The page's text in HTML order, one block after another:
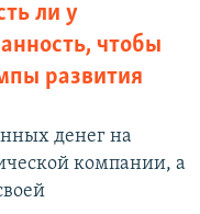
ли у
чтобы
развития
денег на
компании, а